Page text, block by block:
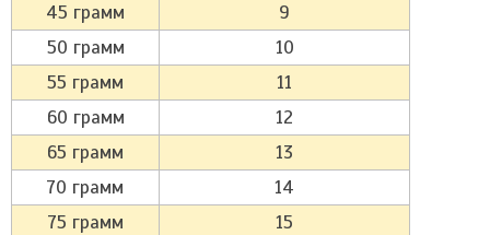
45 грамм
9
50 грамм
10
55 грамм
11
60 грамм
12
65 грамм
13
70 грамм
14
75 грамм
15